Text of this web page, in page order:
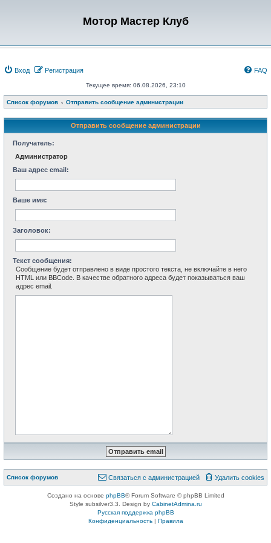
Мотор Мастер Клуб
Вход Регистрация FAQ
Текущее время: 06.08.2026, 23:10
Список форумов Отправить сообщение администрации
Отправить сообщение администрации
Получатель:
Администратор
Ваш адрес email:
Ваше имя:
Заголовок:
Текст сообщения:
Сообщение будет отправлено в виде простого текста, не включайте в него
HTML или BBCode. В качестве обратного адреса будет показываться ваш
адрес email.
Список форумов Удалить cookies
Связаться с администрацией
Создано на основе phpBB® Forum Software © phpBB Limited
Style subsilver3.3. Design by CabinetAdmina.ru
Русская поддержка phpBB
Конфиденциальность| Правила